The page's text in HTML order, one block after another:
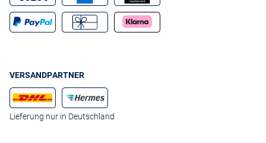
VERSANDPARTNER
Lieferung nur in Deutschland